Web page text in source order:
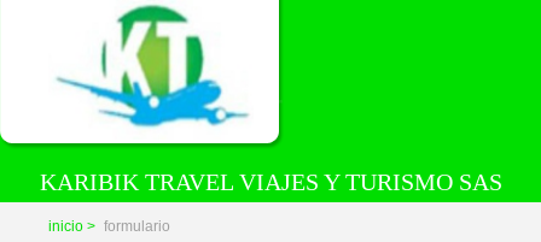
KARIBIK TRAVEL VIAJES Y TURISMO SAS
inicio > formulario